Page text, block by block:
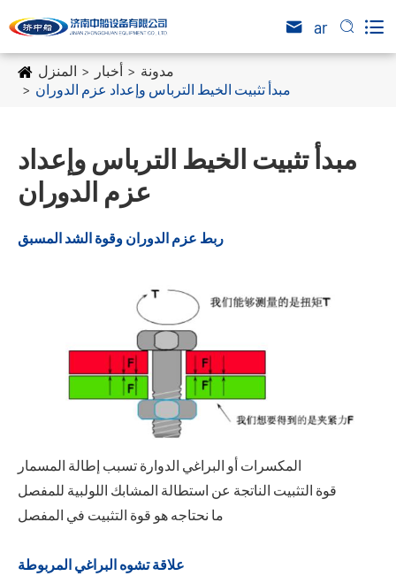
 ar  
المنزل أخبار
مدونة
مبدأ تثبيت الخيط الترباس وإعداد عزم الدوران
مبدأ تثبيت الخيط الترباس وإعداد
عزم الدوران
ربط عزم الدوران وقوة الشد المسبق
المكسرات أو البراغي الدوارة تسبب إطالة المسمار
قوة التثبيت الناتجة عن استطالة المشابك اللولبية للمفصل
ما نحتاجه هو قوة التثبيت في المفصل
علاقة تشوه البراغي المربوطة